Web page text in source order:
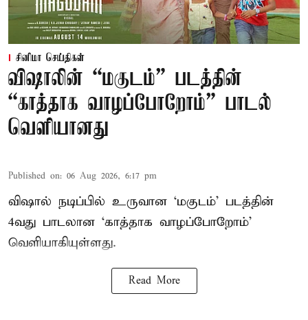
சினிமா செய்திகள்
விஷாலின் “மகுடம்” படத்தின்
“காத்தாக வாழப்போறோம்” பாடல்
வெளியானது
Published on: 06 Aug 2026, 6:17 pm
விஷால் நடிப்பில் உருவான ‘மகுடம்’ படத்தின்
4வது பாடலான ‘காத்தாக வாழப்போறோம்’
வெளியாகியுள்ளது.
Read More